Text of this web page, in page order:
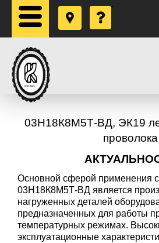
03Н18К8М5Т-ВД, ЭК19
проволока
Основной сферой применения
03Н18К8М5Т-ВД является
нагруженных деталей
предназначенных для работы
температурных режимах.
эксплуатационные